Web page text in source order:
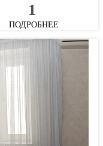
1
ПОДРОБНЕЕ